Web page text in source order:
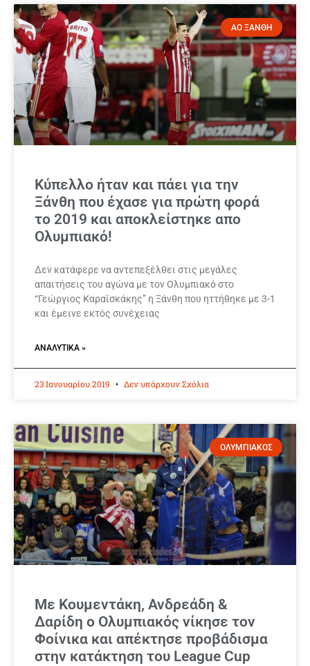
ΑΟ ΞΑΝΘΗ
Κύπελλο ήταν και πάει για την
Ξάνθη που έχασε για πρώτη φορά
το 2019 και αποκλείστηκε απο
Ολυμπιακό!
Δεν κατάφερε να αντεπεξέλθει στις μεγάλες
απαιτήσεις του αγώνα με τον Ολυμπιακό στο
“Γεώργιος Καραϊσκάκης” η Ξάνθη που ηττήθηκε με 3-1
και έμεινε εκτός συνέχειας
ΑΝΑΛΥΤΙΚΆ »
23 Ιανουαρίου 2019 Δεν υπάρχουν Σχόλια
ΟΛΥΜΠΙΑΚΟΣ
Με Κουμεντάκη, Ανδρεάδη &
Δαρίδη ο Ολυμπιακός νίκησε τον
Φοίνικα και απέκτησε προβάδισμα
στην κατάκτηση του League Cup